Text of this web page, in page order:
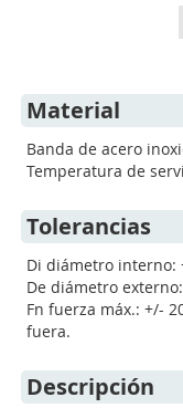
Material
Banda de acero
Temperatura de
Tolerancias
Di diámetro interno:
De diámetro
Fn fuerza máx.: +/-
fuera.
Descripción